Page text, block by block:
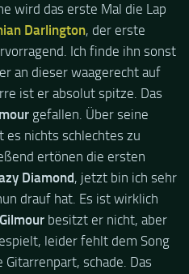
wird das erste Mal die Lap
Darlington, der erste
Ich finde ihn sonst
an dieser waagerecht auf
ist er absolut spitze. Das
gefallen. Über seine
es nichts schlechtes zu
ertönen die ersten
Diamond, jetzt bin ich sehr
drauf hat. Es ist wirklich
Gilmour besitzt er nicht, aber
leider fehlt dem Song
schade. Das